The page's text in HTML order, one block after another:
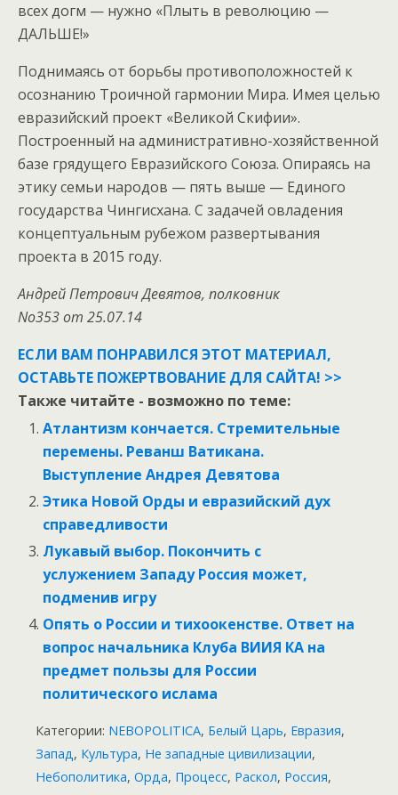
всех догм — нужно «Плыть в революцию —
ДАЛЬШЕ!»
Поднимаясь от борьбы противоположностей к
осознанию Троичной гармонии Мира. Имея целью
евразийский проект «Великой Скифии».
Построенный на административно-хозяйственной
базе грядущего Евразийского Союза. Опираясь на
этику семьи народов — пять выше — Единого
государства Чингисхана. С задачей овладения
концептуальным рубежом развертывания
проекта в 2015 году.
Андрей Петрович Девятов, полковник
No353 от 25.07.14
ЕСЛИ ВАМ ПОНРАВИЛСЯ ЭТОТ МАТЕРИАЛ,
ОСТАВЬТЕ ПОЖЕРТВОВАНИЕ ДЛЯ САЙТА! >>
Также читайте - возможно по теме:
Атлантизм кончается. Стремительные
перемены. Реванш Ватикана.
Выступление Андрея Девятова
Этика Новой Орды и евразийский дух
справедливости
Лукавый выбор. Покончить с
услужением Западу Россия может,
подменив игру
Опять о России и тихоокенстве. Ответ на
вопрос начальника Клуба ВИИЯ КА на
предмет пользы для России
политического ислама
Категории: NEBOPOLITICA, Белый Царь, Евразия,
Запад, Культура, Не западные цивилизации,
Небополитика, Орда, Процесс, Раскол, Россия,